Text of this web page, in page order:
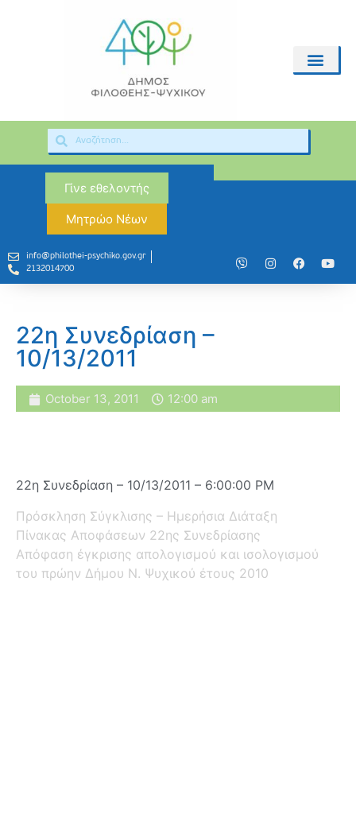
Γίνε εθελοντής
Μητρώο Νέων
info@philothei-psychiko.gov.gr
2132014700
22η Συνεδρίαση –
10/13/2011
October 13, 2011 12:00 am
22η Συνεδρίαση – 10/13/2011 – 6:00:00 PM
Πρόσκληση Σύγκλισης – Ημερήσια Διάταξη
Πίνακας Αποφάσεων 22ης Συνεδρίασης
Απόφαση έγκρισης απολογισμού και ισολογισμού
του πρώην Δήμου Ν. Ψυχικού έτους 2010